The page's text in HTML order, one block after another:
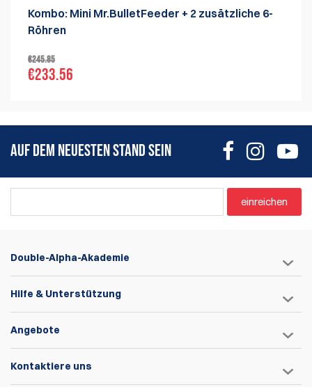
Kombo: Mini Mr.BulletFeeder + 2 zusätzliche 6-
Röhren
€245.85
€233.56
AUF DEM NEUESTEN STAND SEIN
einreichen
Double-Alpha-Akademie
Hilfe & Unterstützung
Angebote
Kontaktiere uns